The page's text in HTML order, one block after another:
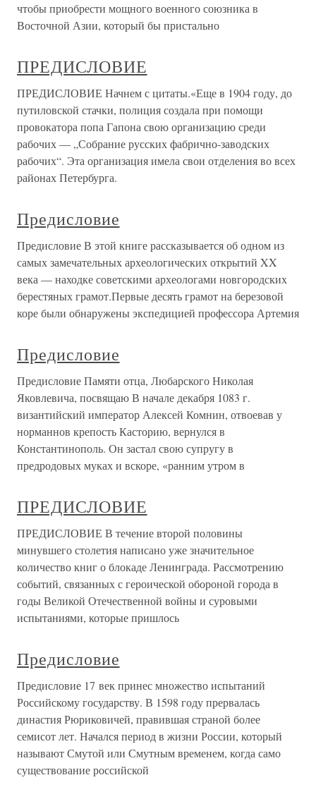
чтобы приобрести мощного военного союзника в
Восточной Азии, который бы пристально
ПРЕДИСЛОВИЕ
ПРЕДИСЛОВИЕ Начнем с цитаты.«Еще в 1904 году, до
путиловской стачки, полиция создала при помощи
провокатора попа Гапона свою организацию среди
рабочих — „Собрание русских фабрично-заводских
рабочих“. Эта организация имела свои отделения во всех
районах Петербурга.
Предисловие
Предисловие В этой книге рассказывается об одном из
самых замечательных археологических открытий XX
века — находке советскими археологами новгородских
берестяных грамот.Первые десять грамот на березовой
коре были обнаружены экспедицией профессора Артемия
Предисловие
Предисловие Памяти отца, Любарского Николая
Яковлевича, посвящаю В начале декабря 1083 г.
византийский император Алексей Комнин, отвоевав у
норманнов крепость Касторию, вернулся в
Константинополь. Он застал свою супругу в
предродовых муках и вскоре, «ранним утром в
ПРЕДИСЛОВИЕ
ПРЕДИСЛОВИЕ В течение второй половины
минувшего столетия написано уже значительное
количество книг о блокаде Ленинграда. Рассмотрению
событий, связанных с героической обороной города в
годы Великой Отечественной войны и суровыми
испытаниями, которые пришлось
Предисловие
Предисловие 17 век принес множество испытаний
Российскому государству. В 1598 году прервалась
династия Рюриковичей, правившая страной более
семисот лет. Начался период в жизни России, который
называют Смутой или Смутным временем, когда само
существование российской